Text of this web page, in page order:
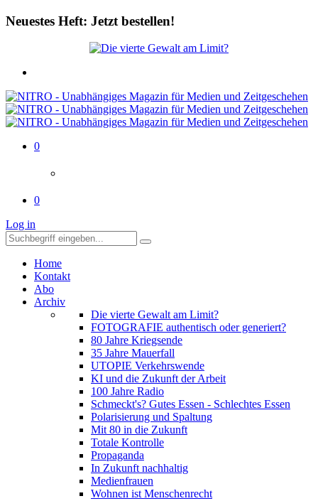
Neuestes Heft: Jetzt bestellen!
0
0
Log in
Home
Kontakt
Abo
Archiv
Die vierte Gewalt am Limit?
FOTOGRAFIE authentisch oder generiert?
80 Jahre Kriegsende
35 Jahre Mauerfall
UTOPIE Verkehrswende
KI und die Zukunft der Arbeit
100 Jahre Radio
Schmeckt's? Gutes Essen - Schlechtes Essen
Polarisierung und Spaltung
Mit 80 in die Zukunft
Totale Kontrolle
Propaganda
In Zukunft nachhaltig
Medienfrauen
Wohnen ist Menschenrecht